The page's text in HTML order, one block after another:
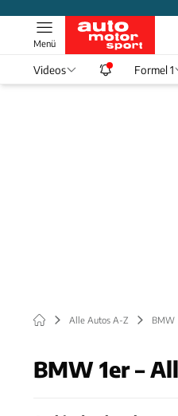
Menü
Videos Formel 1
Alle Autos A-Z BMW
BMW 1er –